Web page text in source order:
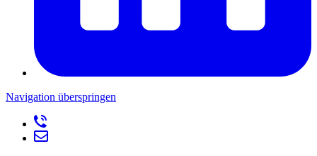
Navigation überspringen